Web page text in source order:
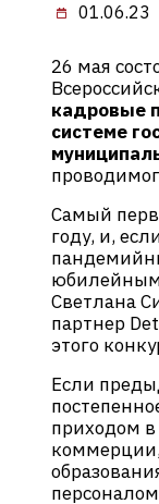
01.06.23
26 мая
кадровые
системе
Самый
году, и,
Светлана
партнер
этого
Если
приходом в